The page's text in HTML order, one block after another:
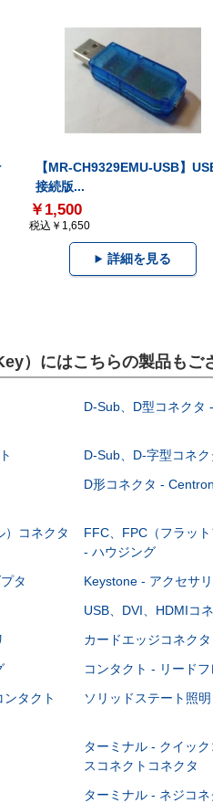
【MR-CH9329EMU-USB】
接続版...
￥1,500
税込￥1,650
詳細を見る
）にはこちらの製品もご
D-Sub、D型コネクタ
D-Sub、D-字型コネ
D形コネクタ -
）コネクタ
FFC、FPC（フラッ
- ハウジング
タ Keystone - アクセサリ
USB、DVI、HDMIコ
カードエッジコネク
コンタクト - リードフ
タクト
ソリッドステート照
ターミナル - クイッ
スコネクトコネクタ
ターミナル - ネジコネ